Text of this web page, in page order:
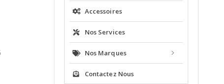
Accessoires
Nos Services
Nos Marques
Contactez Nous